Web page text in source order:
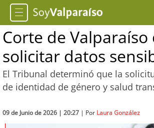
Corte de
solicitar datos
El Tribunal determinó que la
de identidad de género y salud
09 de Junio de 2026 | 20:27 | Por Laura González